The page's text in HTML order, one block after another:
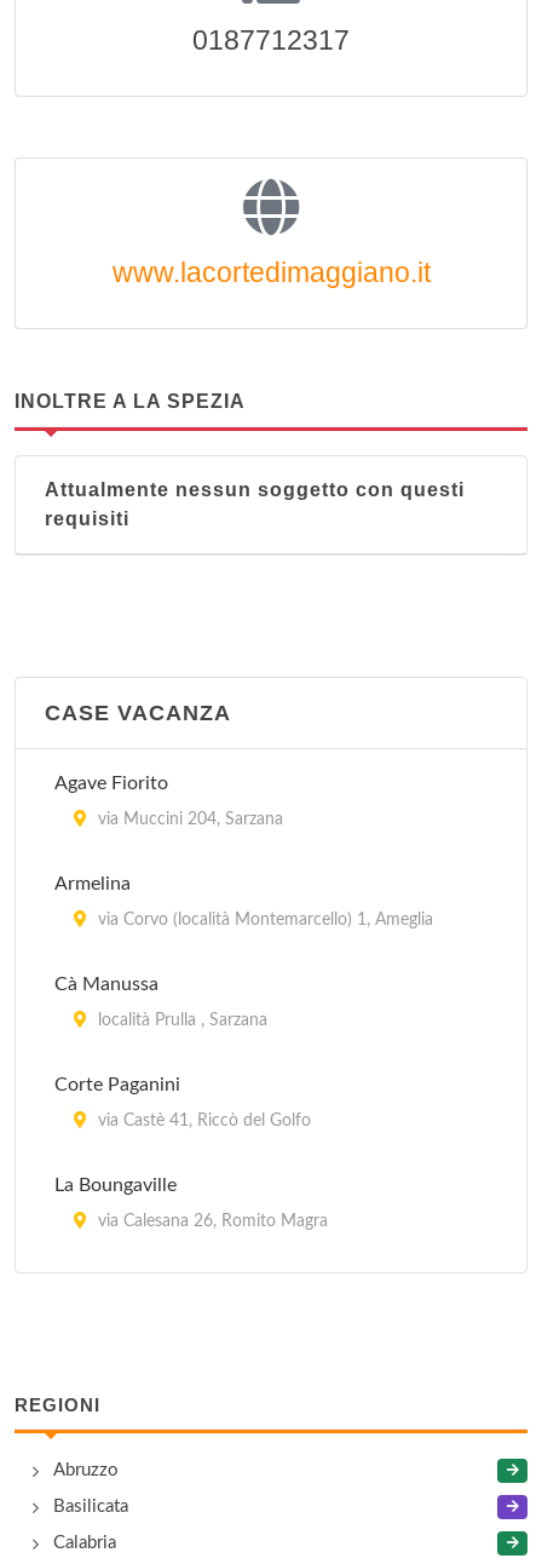
0187712317
www.lacortedimaggiano.it
INOLTRE A LA SPEZIA
Attualmente nessun soggetto con questi
requisiti
CASE VACANZA
Agave Fiorito
via Muccini 204, Sarzana
Armelina
via Corvo (località Montemarcello) 1, Ameglia
Cà Manussa
località Prulla , Sarzana
Corte Paganini
via Castè 41, Riccò del Golfo
La Boungaville
via Calesana 26, Romito Magra
REGIONI
Abruzzo
Basilicata
Calabria